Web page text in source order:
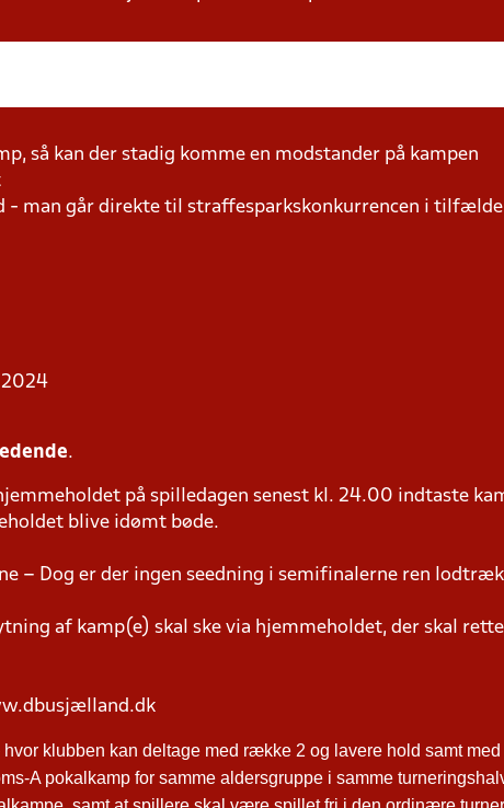
så kan der stadig komme en modstander på kampen
man går direkte til straffesparkskonkurrencen i
2024
.
på spilledagen senest kl. 24.00 indtaste
blive idømt bøde.
– Dog er der ingen seedning i semifinalerne ren
af kamp(e) skal ske via hjemmeholdet, der skal rette
klubben kan deltage med række 2 og lavere hold samt
A pokalkamp for samme aldersgruppe i samme